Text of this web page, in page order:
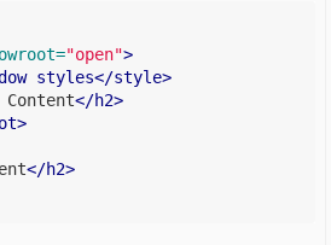
"open">
styles</style>
Content</h2>
</h2>